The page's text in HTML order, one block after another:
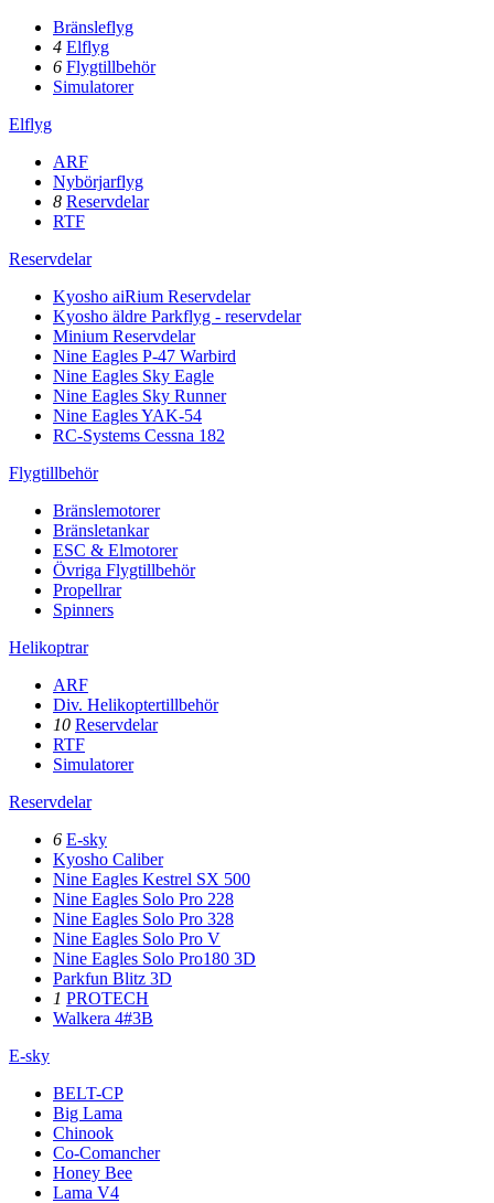
Bränsleflyg
4 Elflyg
6 Flygtillbehör
Simulatorer
Elflyg
ARF
Nybörjarflyg
8 Reservdelar
RTF
Reservdelar
Kyosho aiRium Reservdelar
Kyosho äldre Parkflyg - reservdelar
Minium Reservdelar
Nine Eagles P-47 Warbird
Nine Eagles Sky Eagle
Nine Eagles Sky Runner
Nine Eagles YAK-54
RC-Systems Cessna 182
Flygtillbehör
Bränslemotorer
Bränsletankar
ESC & Elmotorer
Övriga Flygtillbehör
Propellrar
Spinners
Helikoptrar
ARF
Div. Helikoptertillbehör
10 Reservdelar
RTF
Simulatorer
Reservdelar
6 E-sky
Kyosho Caliber
Nine Eagles Kestrel SX 500
Nine Eagles Solo Pro 228
Nine Eagles Solo Pro 328
Nine Eagles Solo Pro V
Nine Eagles Solo Pro180 3D
Parkfun Blitz 3D
1 PROTECH
Walkera 4#3B
E-sky
BELT-CP
Big Lama
Chinook
Co-Comancher
Honey Bee
Lama V4